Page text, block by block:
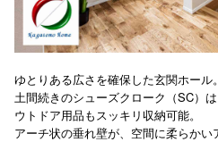
ゆとりある広さを確保した玄関ホール。
土間続きのシューズクローク（SC）
ウトドア用品もスッキリ収納可能。
アーチ状の垂れ壁が、空間に柔らかい